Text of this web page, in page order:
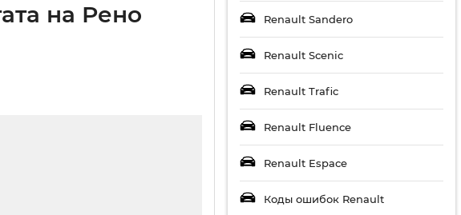
Renault Sandero
Renault Scenic
Renault Trafic
Renault Fluence
Renault Espace
Коды ошибок Renault
на Рено